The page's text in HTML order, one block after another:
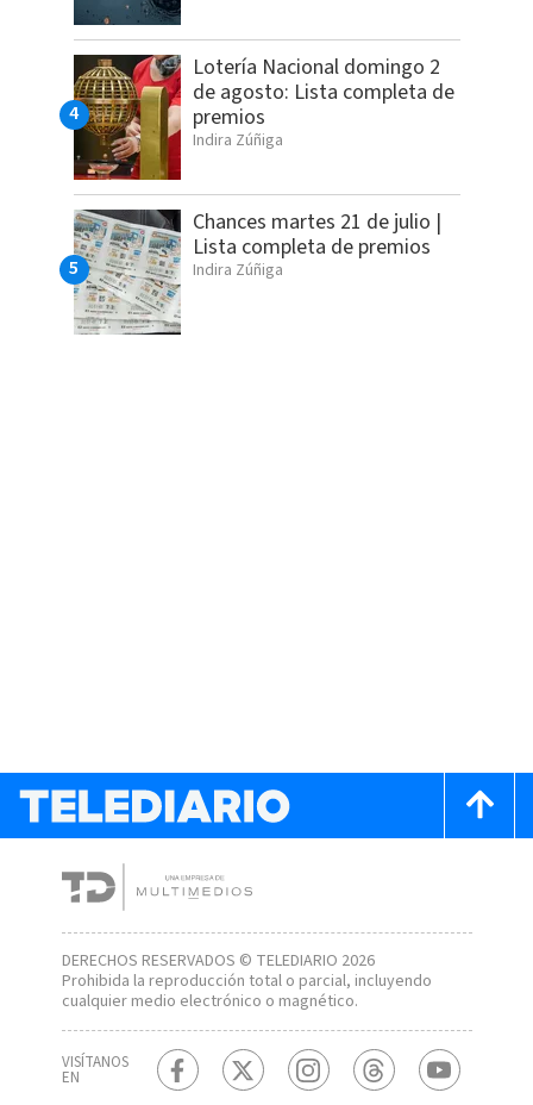
Lotería Nacional domingo 2
de agosto: Lista completa de
premios
Indira Zúñiga
Chances martes 21 de julio |
Lista completa de premios
Indira Zúñiga
DERECHOS RESERVADOS © TELEDIARIO 2026
Prohibida la reproducción total o parcial, incluyendo
cualquier medio electrónico o magnético.
VISÍTANOS
EN